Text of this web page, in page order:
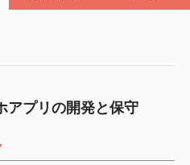
アプリの開発と保守